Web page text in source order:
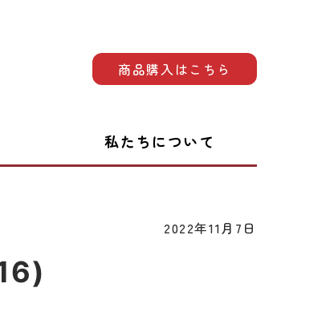
商品購入はこちら
私たちについて
2022年11月7日